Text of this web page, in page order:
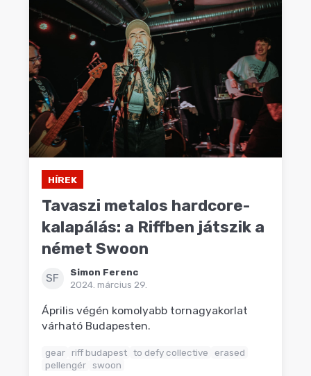
HÍREK
Tavaszi metalos hardcore-
kalapálás: a Riffben játszik a
német Swoon
SF
Simon Ferenc
2024. március 29.
Április végén komolyabb tornagyakorlat
várható Budapesten.
gear riff budapest to defy collective
erased
pellengér swoon